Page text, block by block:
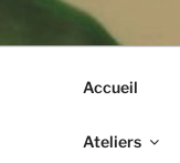
Accueil
Ateliers